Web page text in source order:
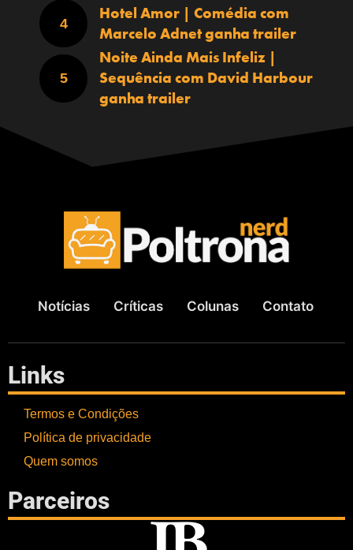
Hotel Amor | Comédia com
Marcelo Adnet ganha trailer
Noite Ainda Mais Infeliz |
Sequência com David Harbour
ganha trailer
Notícias Críticas Colunas Contato
Links
Termos e Condições
Política de privacidade
Quem somos
Parceiros